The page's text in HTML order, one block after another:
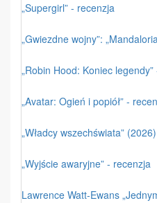
„Supergirl” - recenzja
„Gwiezdne wojny”:
„Robin Hood: Koniec
„Avatar: Ogień i popiół” -
„Władcy wszechświata”
„Wyjście awaryjne” - recenzja
Lawrence Watt-Ewans